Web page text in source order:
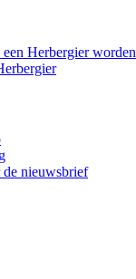
Herbergier worden
nieuwsbrief